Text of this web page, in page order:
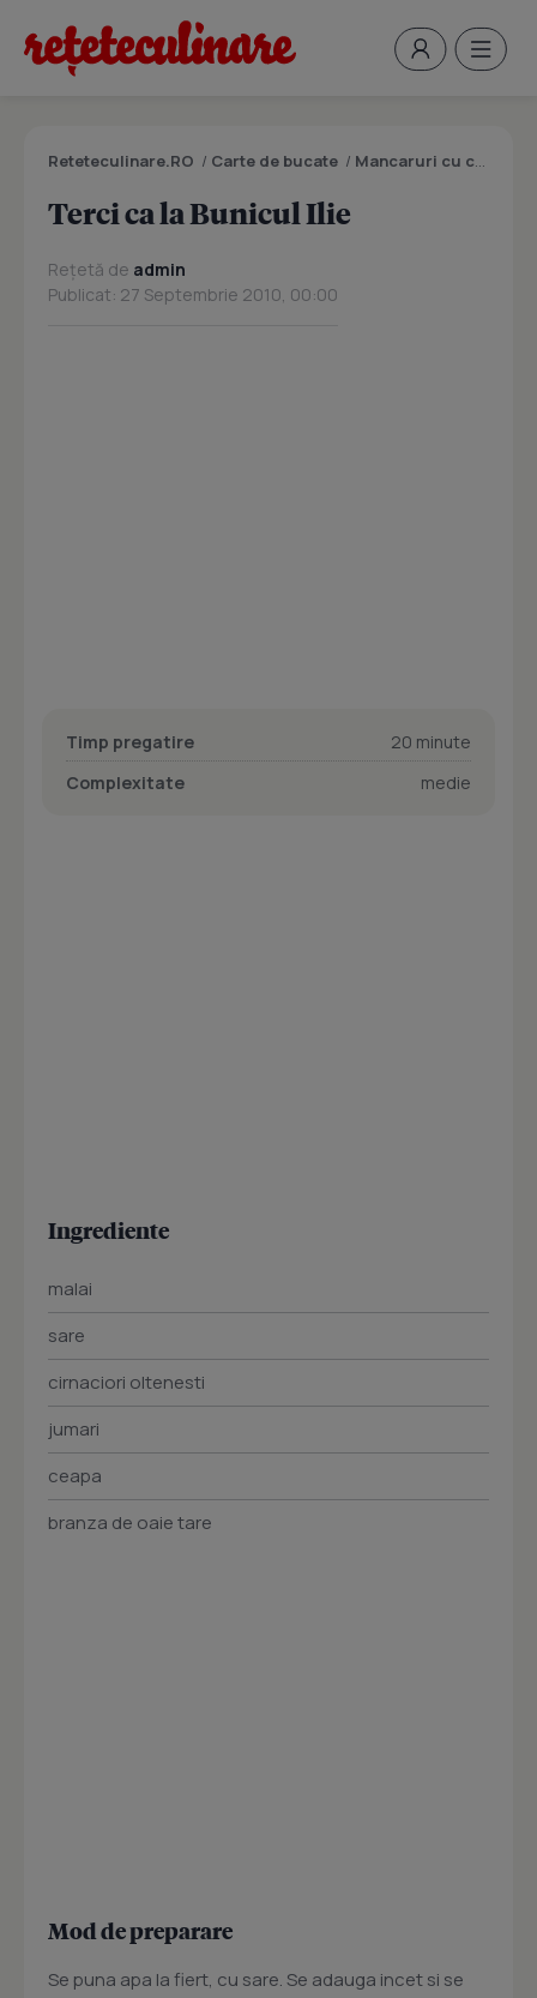
Reteteculinare.RO / Carte de bucate / Mancaruri cu carne
Terci ca la Bunicul Ilie
Rețetă de admin
Publicat: 27 Septembrie 2010, 00:00
Timp pregatire
20 minute
Complexitate
medie
Ingrediente
malai
sare
cirnaciori oltenesti
jumari
ceapa
branza de oaie tare
Mod de preparare
Se puna apa la fiert, cu sare. Se adauga incet si se